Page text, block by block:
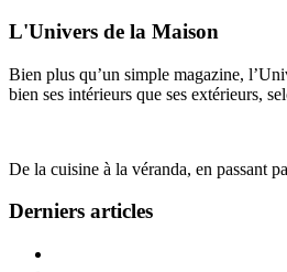
L'Univers de la Maison
Bien plus qu’un simple magazine,
bien ses intérieurs que ses extérieurs,
De la cuisine à la véranda, en passant
Derniers articles